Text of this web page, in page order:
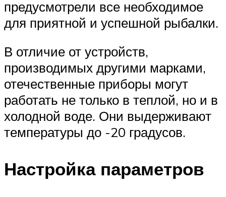
предусмотрели все необходимое
для приятной и успешной рыбалки.
В отличие от устройств,
производимых другими марками,
отечественные приборы могут
работать не только в теплой, но и в
холодной воде. Они выдерживают
температуры до -20 градусов.
Настройка параметров